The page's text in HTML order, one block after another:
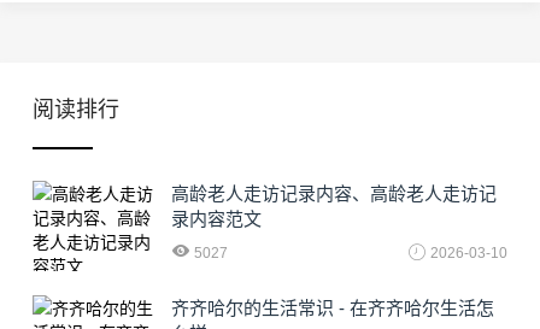
阅读排行
高龄老人走访记录内容、高龄老人走访记
录内容范文
5027 2026-03-10
齐齐哈尔的生活常识 - 在齐齐哈尔生活怎